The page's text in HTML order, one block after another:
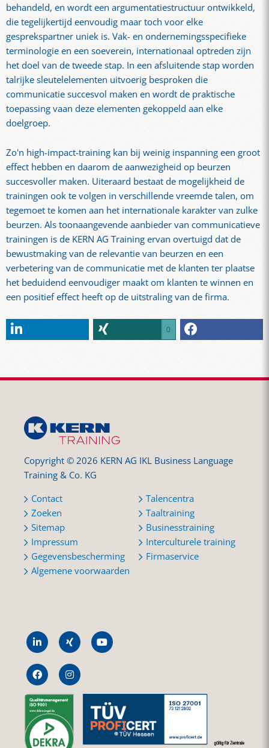
behandeld, en wordt een argumentatiestructuur ontwikkeld,
die tegelijkertijd eenvoudig maar toch voor elke
gesprekspartner uniek is. Vak- en ondernemingsspecifieke
terminologie en een soeverein, internationaal optreden zijn
het doel van de tweede stap. In een afsluitende stap worden
talrijke sleutelelementen uitvoerig besproken die
communicatie succesvol maken en wordt de praktische
toepassing vaan deze elementen gekoppeld aan elke
doelgroep.
Zo'n high-impact-training kan bij weinig inspanning een groot
effect hebben en daarom de aanwezigheid op beurzen
succesvoller maken. Uiteraard bestaat de mogelijkheid de
trainingen ook te volgen in verschillende vreemde talen, om
tegemoet te komen aan het internationale karakter van zulke
beurzen. Als toonaangevende aanbieder van communicatieve
trainingen is de KERN AG Training ervan overtuigd dat de
bewustmaking van de relevantie van beurzen en een
verbetering van de communicatie met de klanten ter plaatse
het beduidend eenvoudiger maakt om klanten te winnen en
een positief effect heeft op de uitstraling van de firma.
0
Copyright © 2026 KERN AG IKL Business Language
Training & Co. KG
Contact
Zoeken
Sitemap
Impressum
Gegevensbescherming
Algemene voorwaarden
Talencentra
Taaltraining
Businesstraining
Interculturele training
Firmaservice